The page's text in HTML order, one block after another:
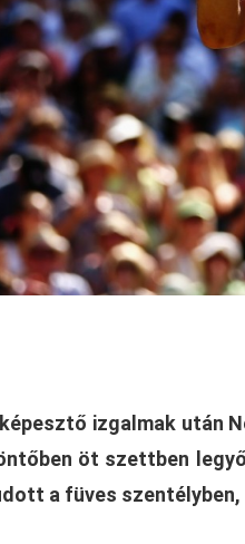
izgalmak után
öt szettben
a füves